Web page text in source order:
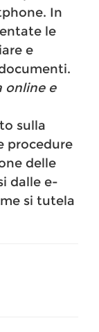
In
le
e
online e
sulla
procedure
delle
dalle e-
si tutela